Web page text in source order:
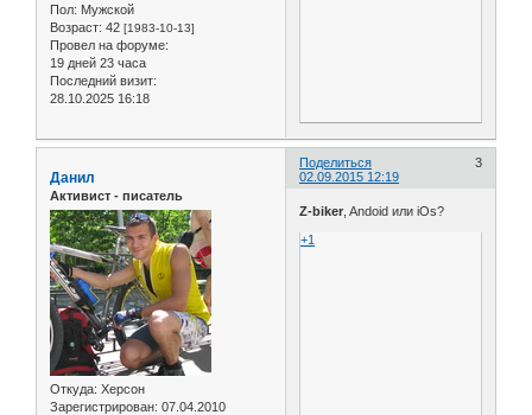
Пол: Мужской
Возраст: 42 [1983-10-13]
Провел на форуме:
19 дней 23 часа
Последний визит:
28.10.2025 16:18
Поделиться
3
02.09.2015 12:19
Данил
Активист - писатель
Откуда: Херсон
Зарегистрирован: 07.04.2010
Z-biker , Andoid или iOs?
+1